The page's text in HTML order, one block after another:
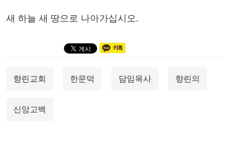
새 하늘 새 땅으로 나아가십시오.
향린교회 한문덕 담임목사 향린의
신앙고백